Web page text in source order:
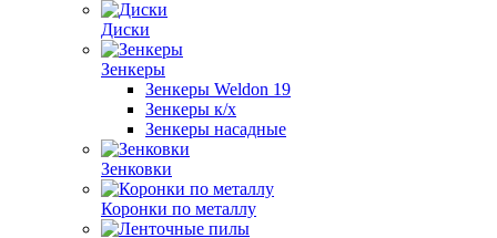
Диски
Зенкеры
Зенкеры Weldon 19
Зенкеры к/х
Зенкеры насадные
Зенковки
Коронки по металлу